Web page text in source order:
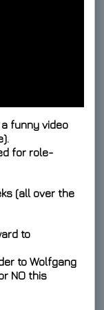
funny video
for role-
(all over the
to
to Wolfgang
NO this